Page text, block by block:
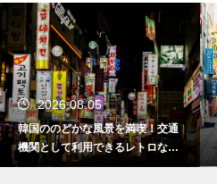
2026.08.05
韓国ののどかな風景を満喫！交通
機関として利用できるレトロな観
光の馬車